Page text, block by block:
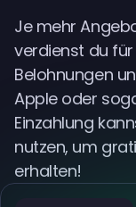
Je mehr
verdienst du
Belohnungen
Apple oder
Einzahlung
nutzen, um
erhalten!